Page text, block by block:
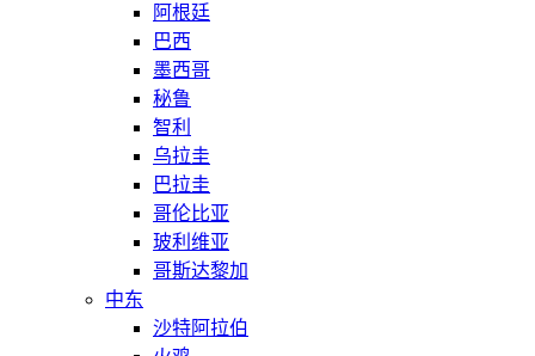
阿根廷
巴西
墨西哥
秘鲁
智利
乌拉圭
巴拉圭
哥伦比亚
玻利维亚
哥斯达黎加
中东
沙特阿拉伯